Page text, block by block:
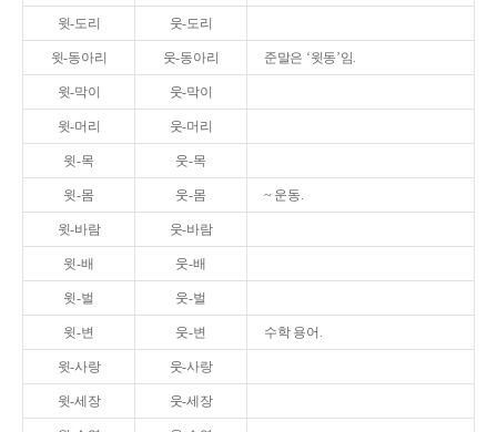
윗-도리 웃-도리
윗-동아리 웃-동아리 준말은 ‘윗동’임.
윗-막이 웃-막이
윗-머리 웃-머리
윗-목 웃-목
윗-몸 웃-몸 ~ 운동.
윗-바람 웃-바람
윗-배 웃-배
윗-벌 웃-벌
윗-변 웃-변 수학 용어.
윗-사랑 웃-사랑
윗-세장 웃-세장